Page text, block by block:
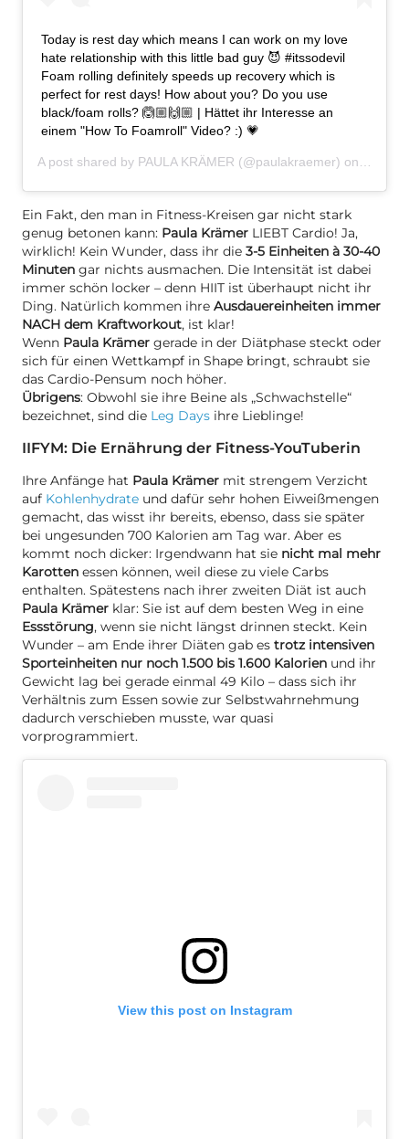
Today is rest day which means I can work on my love
hate relationship with this little bad guy 😈 #itssodevil
Foam rolling definitely speeds up recovery which is
perfect for rest days! How about you? Do you use
black/foam rolls? 🙆🏼🙌🏼 | Hättet ihr Interesse an
einem "How To Foamroll" Video? :) 💗
A post shared by PAULA KRÄMER (@paulakraemer) on
Ein Fakt, den man in Fitness-Kreisen gar nicht stark
genug betonen kann: Paula Krämer LIEBT Cardio! Ja,
wirklich! Kein Wunder, dass ihr die 3-5 Einheiten à 30-40
Minuten gar nichts ausmachen. Die Intensität ist dabei
immer schön locker – denn HIIT ist überhaupt nicht ihr
Ding. Natürlich kommen ihre Ausdauereinheiten immer
NACH dem Kraftworkout, ist klar!
Wenn Paula Krämer gerade in der Diätphase steckt oder
sich für einen Wettkampf in Shape bringt, schraubt sie
das Cardio-Pensum noch höher.
Übrigens: Obwohl sie ihre Beine als „Schwachstelle“
bezeichnet, sind die Leg Days ihre Lieblinge!
IIFYM: Die Ernährung der Fitness-YouTuberin
Ihre Anfänge hat Paula Krämer mit strengem Verzicht
auf Kohlenhydrate und dafür sehr hohen Eiweißmengen
gemacht, das wisst ihr bereits, ebenso, dass sie später
bei ungesunden 700 Kalorien am Tag war. Aber es
kommt noch dicker: Irgendwann hat sie nicht mal mehr
Karotten essen können, weil diese zu viele Carbs
enthalten. Spätestens nach ihrer zweiten Diät ist auch
Paula Krämer klar: Sie ist auf dem besten Weg in eine
Essstörung, wenn sie nicht längst drinnen steckt. Kein
Wunder – am Ende ihrer Diäten gab es trotz intensiven
Sporteinheiten nur noch 1.500 bis 1.600 Kalorien und ihr
Gewicht lag bei gerade einmal 49 Kilo – dass sich ihr
Verhältnis zum Essen sowie zur Selbstwahrnehmung
dadurch verschieben musste, war quasi
vorprogrammiert.
View this post on Instagram